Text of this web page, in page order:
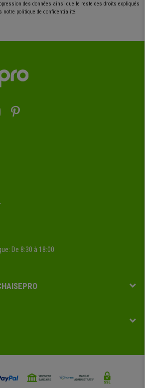
des données ainsi que le reste des droits expliqués
notre politique de confidentialité.
De 8:30 à 18:00